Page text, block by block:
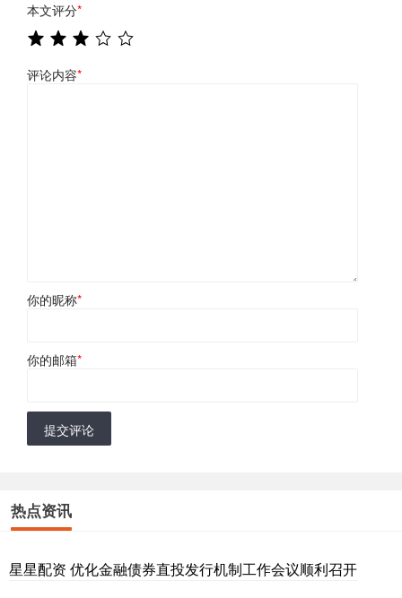
本文评分*
评论内容*
你的昵称*
你的邮箱*
提交评论
热点资讯
星星配资 优化金融债券直投发行机制工作会议顺利召开